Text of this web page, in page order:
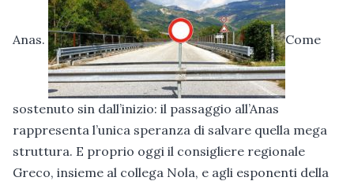
Anas. Come
sostenuto sin dall’inizio: il passaggio all’Anas
rappresenta l’unica speranza di salvare quella mega
struttura. E proprio oggi il consigliere regionale
Greco, insieme al collega Nola, e agli esponenti della